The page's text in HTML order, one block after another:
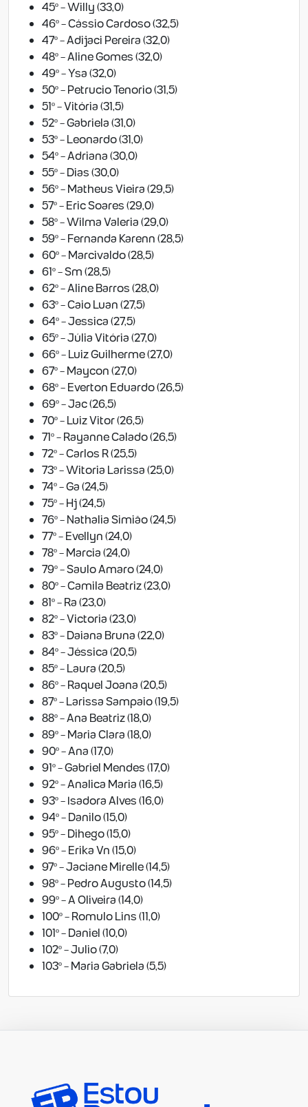
45º - Willy (33,0)
46º - Cássio Cardoso (32,5)
47º - Adijaci Pereira (32,0)
48º - Aline Gomes (32,0)
49º - Ysa (32,0)
50º - Petrucio Tenorio (31,5)
51º - Vitória (31,5)
52º - Gabriela (31,0)
53º - Leonardo (31,0)
54º - Adriana (30,0)
55º - Dias (30,0)
56º - Matheus Vieira (29,5)
57º - Eric Soares (29,0)
58º - Wilma Valeria (29,0)
59º - Fernanda Karenn (28,5)
60º - Marcivaldo (28,5)
61º - Sm (28,5)
62º - Aline Barros (28,0)
63º - Caio Luan (27,5)
64º - Jessica (27,5)
65º - Júlia Vitória (27,0)
66º - Luiz Guilherme (27,0)
67º - Maycon (27,0)
68º - Everton Eduardo (26,5)
69º - Jac (26,5)
70º - Luiz Vitor (26,5)
71º - Rayanne Calado (26,5)
72º - Carlos R (25,5)
73º - Witoria Larissa (25,0)
74º - Ga (24,5)
75º - Hj (24,5)
76º - Nathalia Simião (24,5)
77º - Evellyn (24,0)
78º - Marcia (24,0)
79º - Saulo Amaro (24,0)
80º - Camila Beatriz (23,0)
81º - Ra (23,0)
82º - Victoria (23,0)
83º - Daiana Bruna (22,0)
84º - Jéssica (20,5)
85º - Laura (20,5)
86º - Raquel Joana (20,5)
87º - Larissa Sampaio (19,5)
88º - Ana Beatriz (18,0)
89º - Maria Clara (18,0)
90º - Ana (17,0)
91º - Gabriel Mendes (17,0)
92º - Analica Maria (16,5)
93º - Isadora Alves (16,0)
94º - Danilo (15,0)
95º - Dihego (15,0)
96º - Erika Vn (15,0)
97º - Jaciane Mirelle (14,5)
98º - Pedro Augusto (14,5)
99º - A Oliveira (14,0)
100º - Romulo Lins (11,0)
101º - Daniel (10,0)
102º - Julio (7,0)
103º - Maria Gabriela (5,5)